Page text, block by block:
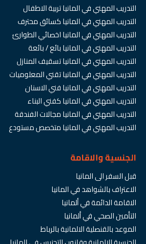
التدريب المهني في المانيا تربية الاطفال
التدريب المهني في المانيا كسائق محترف
التدريب المهني في المانيا اخصائي الطوارئ
التدريب المهني في المانيا بائع / بائعة
التدريب المهني في المانيا تسقيف المنازل
التدريب المهني في المانيا تقني المعلوميات
التدريب المهني في المانيا فني الاسنان
التدريب المهني في المانيا كفني البناء
التدريب المهني في المانيا مجالات الفندقة
التدريب المهني في المانيا متخصص مستودع
الجنسية والاقامة
قبل السفر الى المانيا
الاعتراف بالشواهد في المانيا
الاقامة الدائمة في ألمانيا
التأمين الصحي في ألمانيا
الموعد بالقنصلية الالمانية بالرباط